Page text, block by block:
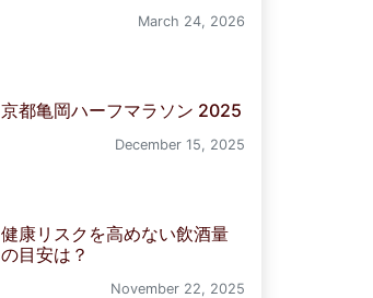
March 24, 2026
京都亀岡ハーフマラソン 2025
December 15, 2025
健康リスクを高めない飲酒量
の目安は？
November 22, 2025